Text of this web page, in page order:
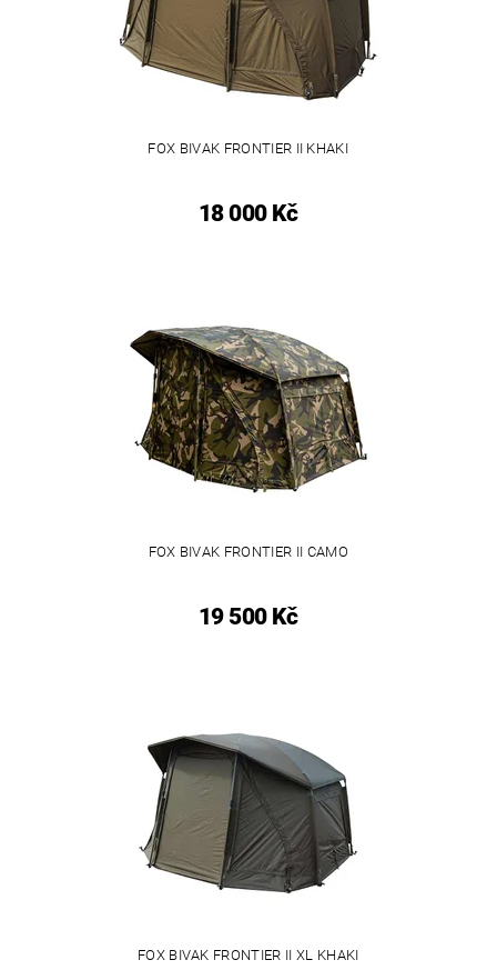
FOX BIVAK FRONTIER II KHAKI
18 000 Kč
FOX BIVAK FRONTIER II CAMO
19 500 Kč
FOX BIVAK FRONTIER II XL KHAKI